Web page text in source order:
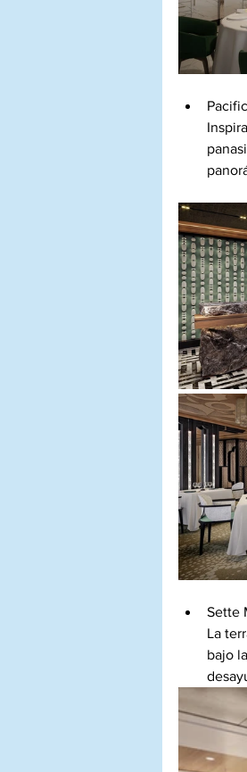
Sette
La
bajo